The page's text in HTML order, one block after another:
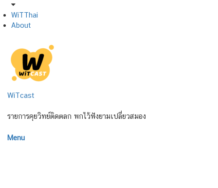
WiTThai
About
WiTcast
รายการคุยวิทย์ติดตลก พกไว้ฟังยามเปลี่ยวสมอง
Menu